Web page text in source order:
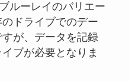
ルーレイのバリエー
ドライブでのデー
が、データを記録
ブが必要となりま